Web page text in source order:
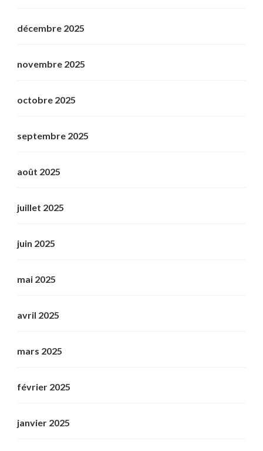
décembre 2025
novembre 2025
octobre 2025
septembre 2025
août 2025
juillet 2025
juin 2025
mai 2025
avril 2025
mars 2025
février 2025
janvier 2025